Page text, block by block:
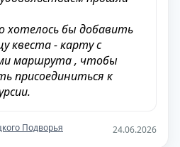
хотелось бы добавить
квеста - карту с
маршрута , чтобы
присоединиться к
Подворья 24.06.2026